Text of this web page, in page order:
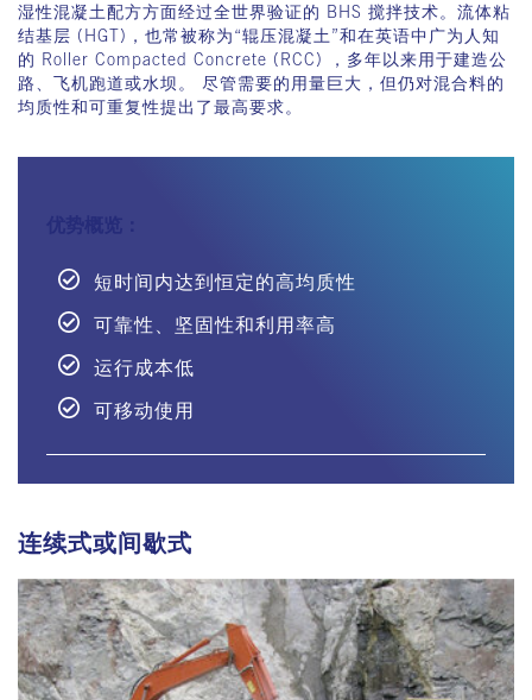
湿性混凝土配方方面经过全世界验证的 BHS 搅拌技术。流体粘
结基层 (HGT)，也常被称为“辊压混凝土”和在英语中广为人知
的 Roller Compacted Concrete (RCC) ，多年以来用于建造公
路、飞机跑道或水坝。 尽管需要的用量巨大，但仍对混合料的
均质性和可重复性提出了最高要求。
短时间内达到恒定的高均质性
可靠性、坚固性和利用率高
运行成本低
可移动使用
连续式或间歇式